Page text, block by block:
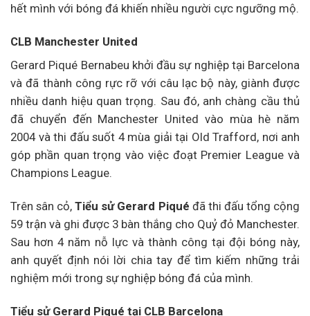
hết mình với bóng đá khiến nhiều người cực ngưỡng mộ.
CLB Manchester United
Gerard Piqué Bernabeu khởi đầu sự nghiệp tại Barcelona
và đã thành công rực rỡ với câu lạc bộ này, giành được
nhiều danh hiệu quan trọng. Sau đó, anh chàng cầu thủ
đã chuyển đến Manchester United vào mùa hè năm
2004 và thi đấu suốt 4 mùa giải tại Old Trafford, nơi anh
góp phần quan trọng vào việc đoạt Premier League và
Champions League.
Trên sân cỏ,Tiểu sử Gerard Piqué đã thi đấu tổng cộng
59 trận và ghi được 3 bàn thắng cho Quỷ đỏ Manchester.
Sau hơn 4 năm nỗ lực và thành công tại đội bóng này,
anh quyết định nói lời chia tay để tìm kiếm những trải
nghiệm mới trong sự nghiệp bóng đá của mình.
Tiểu sử Gerard Piqué tại CLB Barcelona